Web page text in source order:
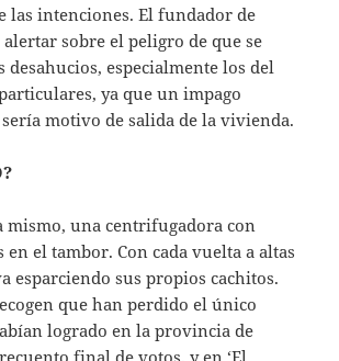
las intenciones. El fundador de
sobre el peligro de que se
desahucios, especialmente los del
ya que un impago
motivo de salida de la vivienda.
mismo, una centrifugadora con
en el tambor. Con cada vuelta a altas
esparciendo sus propios cachitos.
que han perdido el único
logrado en la provincia de
final de votos, y en ‘El